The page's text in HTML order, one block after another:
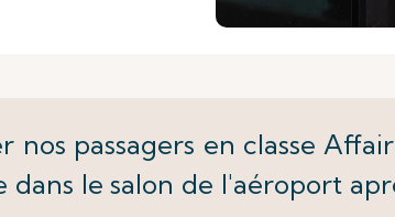
nos passagers en classe
le salon de l'aéroport